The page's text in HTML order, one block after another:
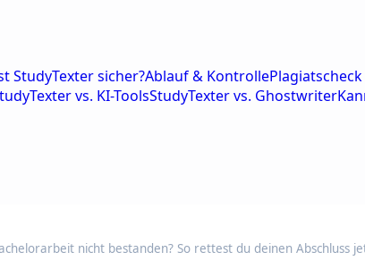
StudyTexter sicher?Ablauf & Kontrolle
vs. KI-ToolsStudyTexter vs. Ghostwriter
nicht bestanden? So rettest du deinen Abschluss